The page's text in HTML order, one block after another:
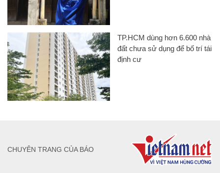
TP.HCM dùng hơn 6.600 nhà
đất chưa sử dụng để bố trí tái
định cư
CHUYÊN TRANG CỦA BÁO